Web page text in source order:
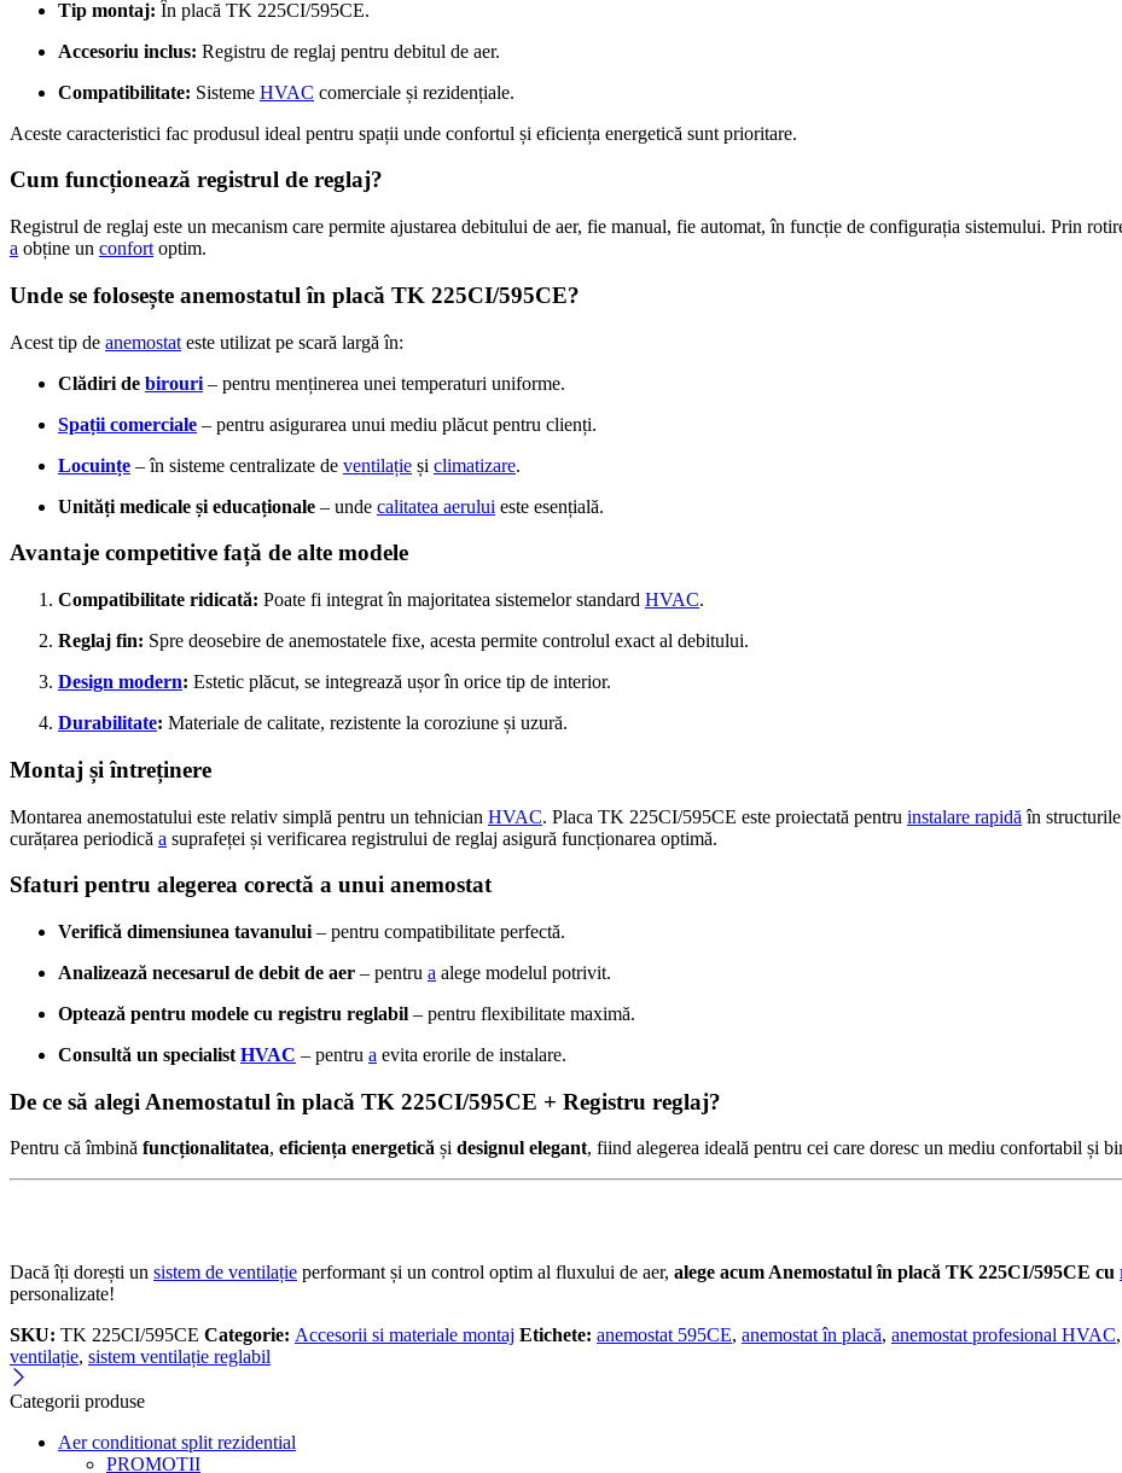
Tip montaj: În placă TK 225CI/595CE.
Accesoriu inclus: Registru de reglaj pentru debitul de aer.
Compatibilitate: Sisteme HVAC comerciale și rezidențiale.
Aceste caracteristici fac produsul ideal pentru spații unde confortul și eficiența energetică sunt prioritare.
Cum funcționează registrul de reglaj?
Registrul de reglaj este un mecanism care permite ajustarea debitului de aer, fie manual, fie automat, în funcție de configurația sistemului. Prin
a obține un confort optim.
Unde se folosește anemostatul în placă TK 225CI/595CE?
Acest tip de anemostat este utilizat pe scară largă în:
Clădiri de birouri – pentru menținerea unei temperaturi uniforme.
Spații comerciale – pentru asigurarea unui mediu plăcut pentru clienți.
Locuințe – în sisteme centralizate de ventilație și climatizare.
Unități medicale și educaționale – unde calitatea aerului este esențială.
Avantaje competitive față de alte modele
Compatibilitate ridicată: Poate fi integrat în majoritatea sistemelor standard HVAC.
Reglaj fin: Spre deosebire de anemostatele fixe, acesta permite controlul exact al debitului.
Design modern: Estetic plăcut, se integrează ușor în orice tip de interior.
Durabilitate: Materiale de calitate, rezistente la coroziune și uzură.
Montaj și întreținere
Montarea anemostatului este relativ simplă pentru un tehnician HVAC. Placa TK 225CI/595CE este proiectată pentru instalare rapidă în
curățarea periodică a suprafeței și verificarea registrului de reglaj asigură funcționarea optimă.
Sfaturi pentru alegerea corectă a unui anemostat
Verifică dimensiunea tavanului – pentru compatibilitate perfectă.
Analizează necesarul de debit de aer – pentru a alege modelul potrivit.
Optează pentru modele cu registru reglabil – pentru flexibilitate maximă.
Consultă un specialist HVAC – pentru a evita erorile de instalare.
De ce să alegi Anemostatul în placă TK 225CI/595CE + Registru reglaj?
Pentru că îmbină funcționalitatea, eficiența energetică și designul elegant, fiind alegerea ideală pentru cei care doresc un mediu confortabil și
Dacă îți dorești un sistem de ventilație performant și un control optim al fluxului de aer, alege acum Anemostatul în placă TK 225CI/595CE cu
personalizate!
SKU: TK 225CI/595CE Categorie: Accesorii si materiale montaj Etichete: anemostat 595CE, anemostat în placă, anemostat profesional HVAC,
ventilație, sistem ventilație reglabil
Categorii produse
Aer conditionat split rezidential
PROMOTII